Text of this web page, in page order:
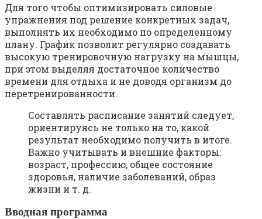
Для того чтобы оптимизировать силовые
упражнения под решение конкретных задач,
выполнять их необходимо по определенному
плану. График позволит регулярно создавать
высокую тренировочную нагрузку на мышцы,
при этом выделяя достаточное количество
времени для отдыха и не доводя организм до
перетренированности.
Составлять расписание занятий следует,
ориентируясь не только на то, какой
результат необходимо получить в итоге.
Важно учитывать и внешние факторы:
возраст, профессию, общее состояние
здоровья, наличие заболеваний, образ
жизни и т. д.
Вводная программа